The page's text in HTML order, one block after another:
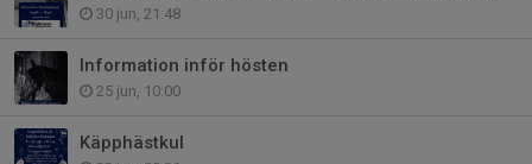
30 jun, 21:48
Information inför hösten
25 jun, 10:00
Käpphästkul